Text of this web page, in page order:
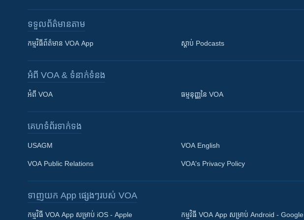
Khmer English
ទទួល​ព័ត៌មាន​តាម
កម្មវិធី​ព័ត៌មាន VOA App ស្តាប់ Podcasts
អំពី​ VOA & ទំនាក់ទំនង
អំពី​ VOA ធម្មនុញ្ញ​នៃ VOA
គេហទំព័រ​​ទាក់ទង
USAGM
VOA Public Relations
VOA English
VOA's Privacy Policy
ទាញយក​ App ផ្សេងៗ​របស់​ VOA
កម្មវិធី​ VOA App សម្រាប់ iOS - Apple កម្មវិធី​ VOA App សម្រាប់ Android - Google